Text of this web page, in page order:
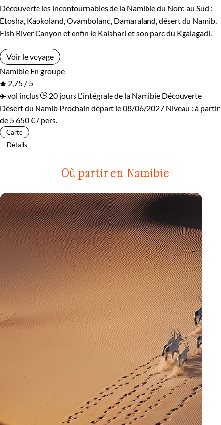
Découverte les incontournables de la Namibie du Nord au Sud :
Etosha, Kaokoland, Ovamboland, Damaraland, désert du Namib,
Fish River Canyon et enfin le Kalahari et son parc du Kgalagadi.
Voir le voyage
Namibie En groupe
2,75 / 5
vol inclus
20 jours L'intégrale de la Namibie Découverte
Désert du Namib Prochain départ le 08/06/2027 Niveau : à partir
de 5 650 € / pers.
Carte
Détails
Où partir en Namibie